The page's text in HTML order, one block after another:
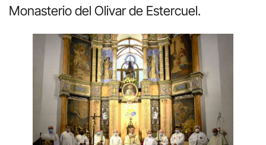
Monasterio del Olivar de Estercuel.